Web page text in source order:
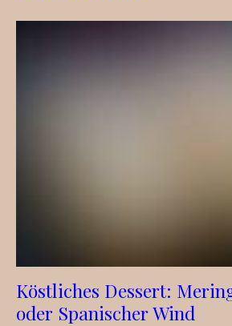
Köstliches Dessert:
oder Spanischer Wind